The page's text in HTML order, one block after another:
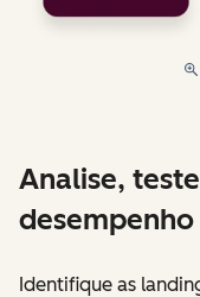
Analise,
Identifique as